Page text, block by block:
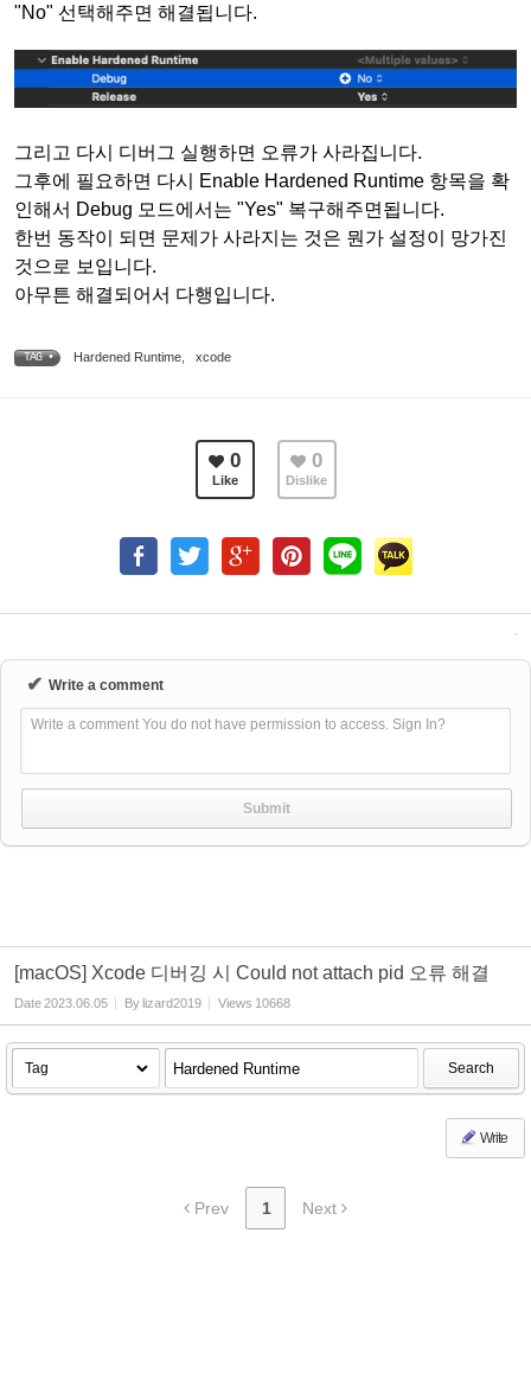
"No" 선택해주면 해결됩니다.
그리고 다시 디버그 실행하면 오류가 사라집니다.
그후에 필요하면 다시 Enable Hardened Runtime 항목을 확
인해서 Debug 모드에서는 "Yes" 복구해주면됩니다.
한번 동작이 되면 문제가 사라지는 것은 뭔가 설정이 망가진
것으로 보입니다.
아무튼 해결되어서 다행입니다.
TAG • Hardened Runtime xcode
0
Like
0
Dislike
✔ Write a comment
Write a comment You do not have permission to access. Sign In?
[macOS] Xcode 디버깅 시 Could not attach pid 오류 해결
Date2023.06.05 By lizard2019 Views 10668
Search
Write
Prev 1 Next